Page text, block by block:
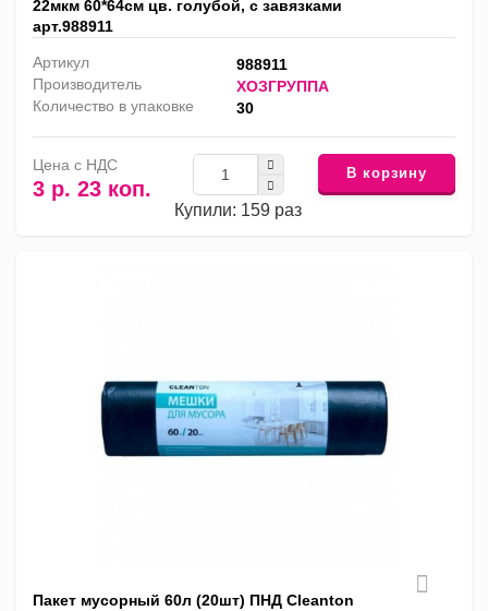
22мкм 60*64см цв. голубой, с завязками
арт.988911
Артикул
988911
Производитель
ХОЗГРУППА
Количество в упаковке
30
Цена с НДС
3 р. 23 коп.
Купили: 159 раз
В корзину
Пакет мусорный 60л (20шт) ПНД Cleanton